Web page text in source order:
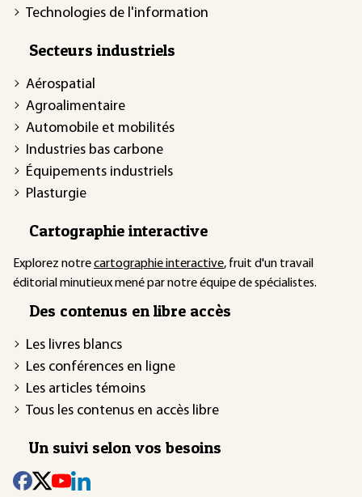
Technologies de l'information
Secteurs industriels
Aérospatial
Agroalimentaire
Automobile et mobilités
Industries bas carbone
Équipements industriels
Plasturgie
Cartographie interactive
Explorez notrecartographie interactive, fruit d'un travail
éditorial minutieux mené par notre équipe de spécialistes.
Des contenus en libre accès
Les livres blancs
Les conférences en ligne
Les articles témoins
Tous les contenus en accès libre
Un suivi selon vos besoins